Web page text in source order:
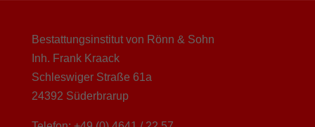
Bestattungsinstitut von Rönn & Sohn
Inh. Frank Kraack
Schleswiger Straße 61a
24392 Süderbrarup